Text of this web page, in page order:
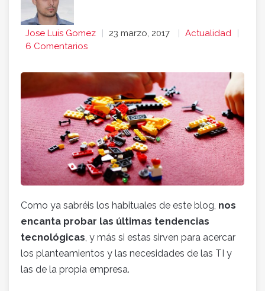
Jose Luis Gomez 23 marzo, 2017
Actualidad
6 Comentarios
Como ya sabréis los habituales de este blog, nos
encanta probar las últimas tendencias
tecnológicas, y más si estas sirven para acercar
los planteamientos y las necesidades de las TI y
las de la propia empresa.